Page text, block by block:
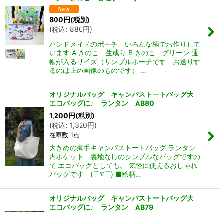
800円(税別)
(税込: 880円)
ハンドメイドのポーチ いろんな柄でお作りして
います A きのこ 生成り B きのこ グリーン 通
帳が入るサイズ（サンプルポーチです お送りす
るのは上の画像のものです） …
オリジナルバッグ キャンパストートバッグ大
エコバッグに♪ ランタン AB80
1,200円(税別)
(税込: 1,320円)
在庫数 1点
大きめの薄手キャンパストートバッグ ランタン
内ポケット 裏地なしのシンプルなバッグですの
で エコバッグとしても。 気軽に使えるおしゃれ
バッグです (⌒∇⌒) ■絵柄…
オリジナルバッグ キャンパストートバッグ大
エコバッグに♪ ランタン AB79